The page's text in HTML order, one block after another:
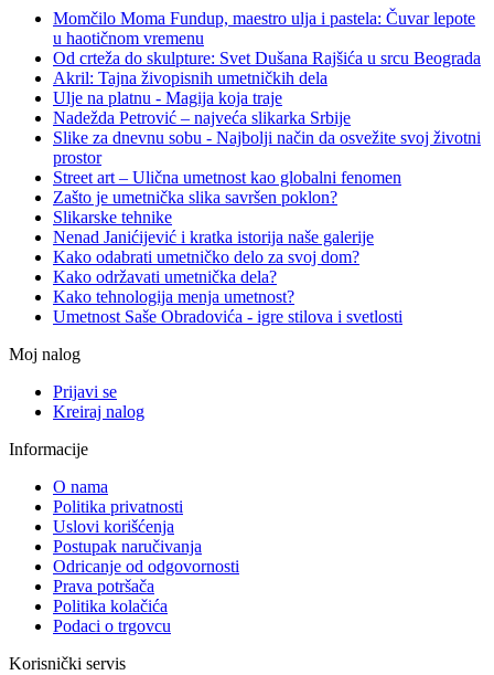
Momčilo Moma Fundup, maestro ulja i pastela: Čuvar lepote
u haotičnom vremenu
Od crteža do skulpture: Svet Dušana Rajšića u srcu Beograda
Akril: Tajna živopisnih umetničkih dela
Ulje na platnu - Magija koja traje
Nadežda Petrović – najveća slikarka Srbije
Slike za dnevnu sobu - Najbolji način da osvežite svoj životni
prostor
Street art – Ulična umetnost kao globalni fenomen
Zašto je umetnička slika savršen poklon?
Slikarske tehnike
Nenad Janićijević i kratka istorija naše galerije
Kako odabrati umetničko delo za svoj dom?
Kako održavati umetnička dela?
Kako tehnologija menja umetnost?
Umetnost Saše Obradovića - igre stilova i svetlosti
Moj nalog
Prijavi se
Kreiraj nalog
Informacije
O nama
Politika privatnosti
Uslovi korišćenja
Postupak naručivanja
Odricanje od odgovornosti
Prava potršača
Politika kolačića
Podaci o trgovcu
Korisnički servis